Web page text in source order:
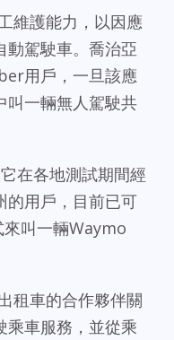
維護能力，以因應
動駕駛車。喬治亞
用戶，一旦該應
叫一輛無人駕駛共
在各地測試期間經
的用戶，目前已可
叫一輛Waymo
租車的合作夥伴關
乘車服務，並從乘